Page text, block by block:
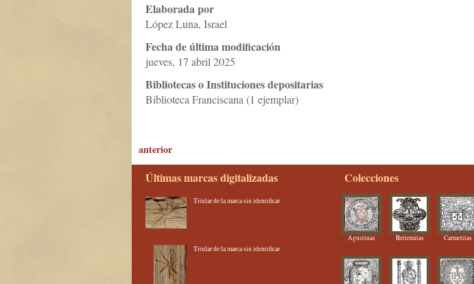
Elaborada por
López Luna, Israel
Fecha de última modificación
jueves, 17 abril 2025
Bibliotecas o Instituciones depositarias
Biblioteca Franciscana (1 ejemplar)
anterior
Últimas marcas digitalizadas
Titular de la marca sin identificar
Titular de la marca sin identificar
Colecciones
Agustinas Betlemitas Carmelitas